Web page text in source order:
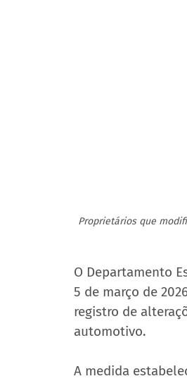
Proprietários que
O Departamento
5 de março de
registro de
automotivo.
A medida